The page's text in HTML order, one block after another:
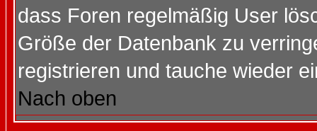
dass Foren regelmäßig User
Größe der Datenbank zu
registrieren und tauche wieder
Nach oben